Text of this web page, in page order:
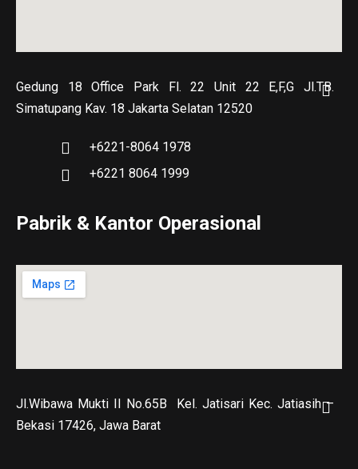
Gedung 18 Office Park Fl. 22 Unit 22 E,F,G Jl.TB.
Simatupang Kav. 18 Jakarta Selatan 12520
+6221-8064 1978
+6221 8064 1999
Pabrik & Kantor Operasional
Jl.Wibawa Mukti II No.65B
Kel. Jatisari Kec. Jatiasih –
Bekasi 17426, Jawa Barat